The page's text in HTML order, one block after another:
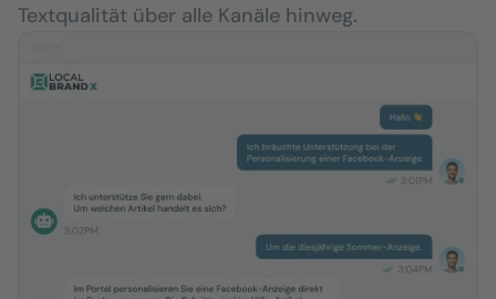
Textqualität über alle Kanäle hinweg.